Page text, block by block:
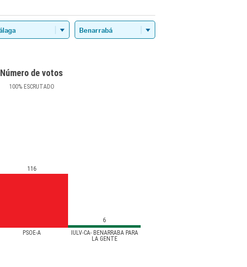
Número de votos
100%ESCRUTADO
PSOE-A
IULV-CA- BENARRABA PARA
LA GENTE
116
6